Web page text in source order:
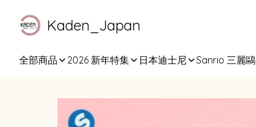
Kaden_Japan
全部商品 2026 新年特集 日本迪士尼 Sanrio 三麗鷗